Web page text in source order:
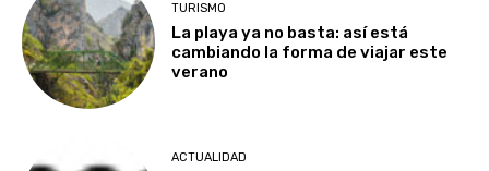
TURISMO
La playa ya no basta: así está
cambiando la forma de viajar este
verano
ACTUALIDAD